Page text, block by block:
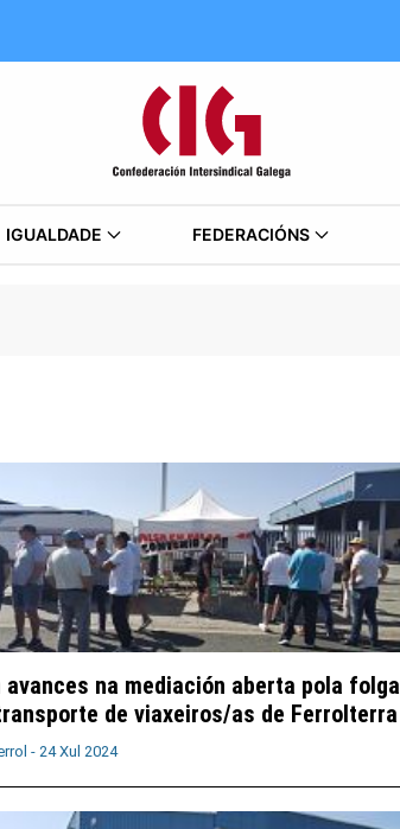
IGUALDADE FEDERACIÓNS
avances na mediación aberta pola folga
de viaxeiros/as de Ferrolterra
- 24 Xul 2024